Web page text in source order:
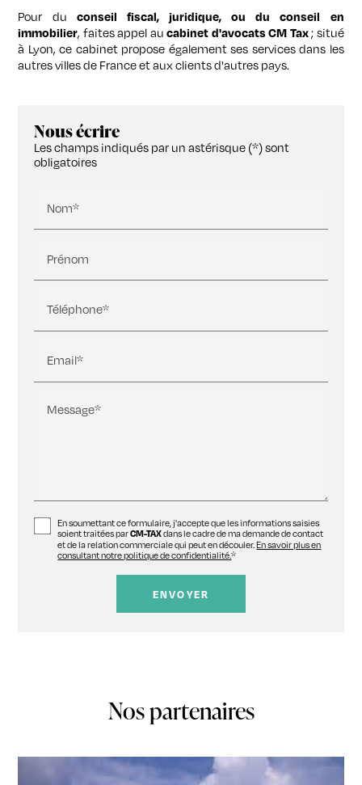
Pour du conseil fiscal, juridique, ou du conseil en
immobilier, faites appel aucabinet d'avocats CM Tax; situé
à Lyon, ce cabinet propose également ses services dans les
autres villes de France et aux clients d'autres pays.
Nous écrire
Les champs indiqués par un astérisque (*) sont
obligatoires
Nom*
Prénom
Téléphone*
Email*
Message*
En soumettant ce formulaire, j'accepte que les informations saisies
soient traitées parCM-TAXdans le cadre de ma demande de contact
et de la relation commerciale qui peut en découler.En savoir plus en
consultant notre politique de confidentialité.*
Nos partenaires